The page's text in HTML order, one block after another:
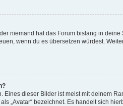
niemand hat das Forum bislang in
wenn du es übersetzen würdest.
dieser Bilder ist meist mit deinem
„Avatar“ bezeichnet. Es handelt sich